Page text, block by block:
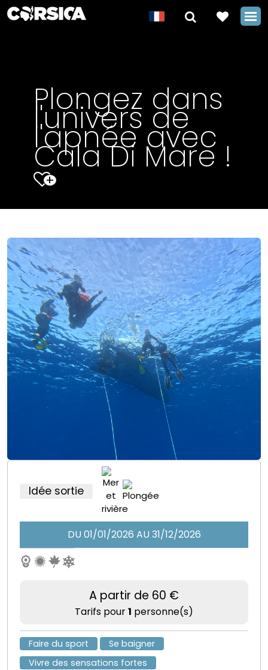
Plongez dans
l'univers de
l'apnée avec
Cala Di Mare !
+
Idée sortie
DU 01/01/2026 AU 31/12/2026
A partir de 60 €
Tarifs pour1 personne(s)
Faire du sport
Se baigner
Vivre des sensations fortes